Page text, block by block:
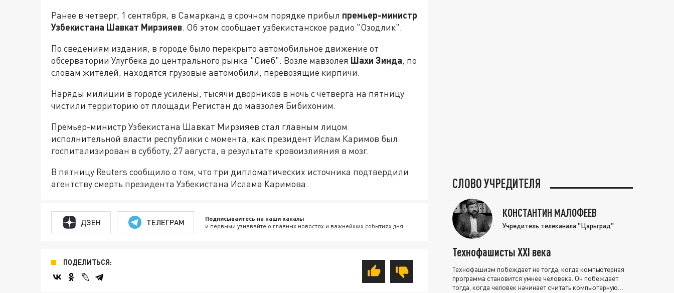
Ранее в четверг, 1 сентября, в Самарканд в срочном порядке прибыл премьер-министр
Узбекистана Шавкат Мирзияев. Об этом сообщает узбекистанское радио "Озодлик".
По сведениям издания, в городе было перекрыто автомобильное движение от
обсерватории Улугбека до центрального рынка "Сиеб". Возле мавзолея Шахи Зинда, по
словам жителей, находятся грузовые автомобили, перевозящие кирпичи.
Наряды милиции в городе усилены, тысячи дворников в ночь с четверга на пятницу
чистили территорию от площади Регистан до мавзолея Бибихоним.
Премьер-министр Узбекистана Шавкат Мирзияев стал главным лицом
исполнительной власти республики с момента, как президент Ислам Каримов был
госпитализирован в субботу, 27 августа, в результате кровоизлияния в мозг.
В пятницу Reuters сообщило о том, что три дипломатических источника подтвердили
агентству смерть президента Узбекистана Ислама Каримова.
ДЗЕН ТЕЛЕГРАМ Подписывайтесь на наши каналы
и первыми узнавайте о главных новостях и важнейших событиях дня.
ПОДЕЛИТЬСЯ:
СЛОВО УЧРЕДИТЕЛЯ
КОНСТАНТИН МАЛОФЕЕВ
Учредитель телеканала "Царьград"
Технофашисты XXI века
Технофашизм побеждает не тогда, когда компьютерная
программа становится умнее человека. Он побеждает
тогда, когда человек начинает считать компьютерную